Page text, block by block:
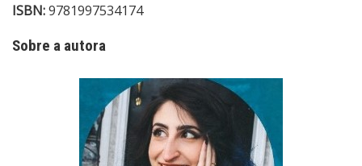
ISBN:9781997534174
Sobre a autora